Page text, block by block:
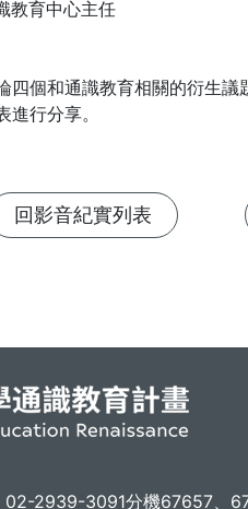
教育中心主任
個和通識教育相關的衍生議
行分享。
回影音紀實列表
02-2939-3091分機67657、